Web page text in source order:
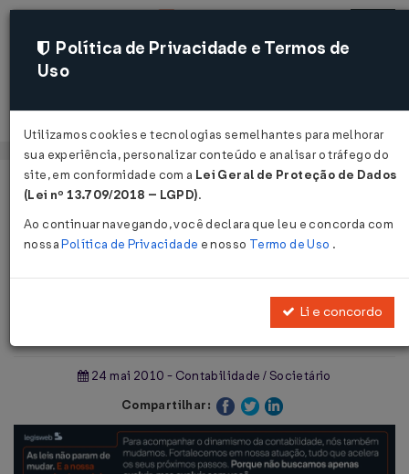
Acessar
Página Inicial
Notícias
Sócio correto não responde por
24 mai 2010 - Contabilidade / Societário
Compartilhar:
Política de Privacidade e Termos de
Uso
Utilizamos cookies e tecnologias semelhantes para melhorar
sua experiência, personalizar conteúdo e analisar o tráfego do
site, em conformidade com a Lei Geral de Proteção de Dados
(Lei nº 13.709/2018 – LGPD).
Ao continuar navegando, você declara que leu e concorda com
nossaPolítica de Privacidade e nosso Termo de Uso .
Li e concordo